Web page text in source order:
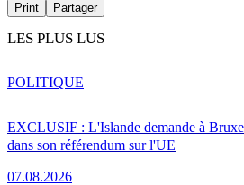
Print Partager
LES PLUS LUS
EXCLUSIF : L'Islande demande à
dans son référendum sur l'UE
07.08.2026
POLITIQUE